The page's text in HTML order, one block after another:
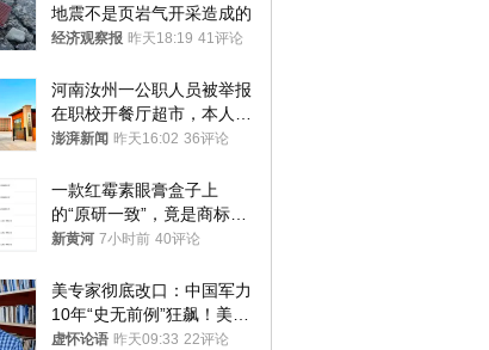
地震不是页岩气开采造成的
经济观察报 昨天18:19 41评论
河南汝州一公职人员被举报
在职校开餐厅超市，本人回
应称“是给别人帮忙”
澎湃新闻 昨天16:02 36评论
一款红霉素眼膏盒子上
的“原研一致”，竟是商标！
律师：极易误导消费者；网
新黄河 7小时前 40评论
美专家彻底改口：中国军力
10年“史无前例”狂飙！美军
真慌了
虚怀论语 昨天09:33 22评论